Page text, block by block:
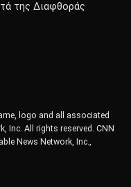
της Διαφθοράς
logo and all associated
Inc. All rights reserved. CNN
News Network, Inc.,